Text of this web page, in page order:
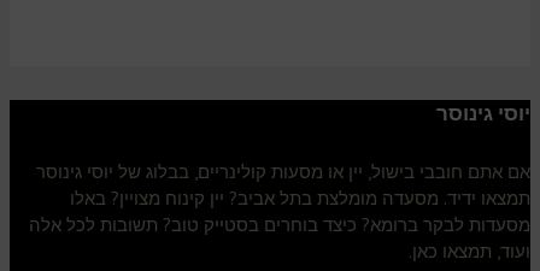
יוסי גינוסר
אם אתם חובבי בישול, יין או מסעות קולינריים, בבלוג של יוסי גינוסר
תמצאו ידיד. מסעדה מומלצת בתל אביב? יין קינוח מצויין? באלו
מסעדות לבקר ברומא? כיצד בוחרים בסטייק טוב? תשובות לכל אלה
ועוד, תמצאו כאן.